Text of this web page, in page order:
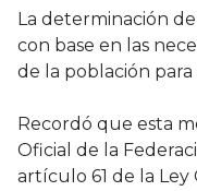
La determinación
con base en las
de la población
Recordó que esta
Oficial de la
artículo 61 de la Ley